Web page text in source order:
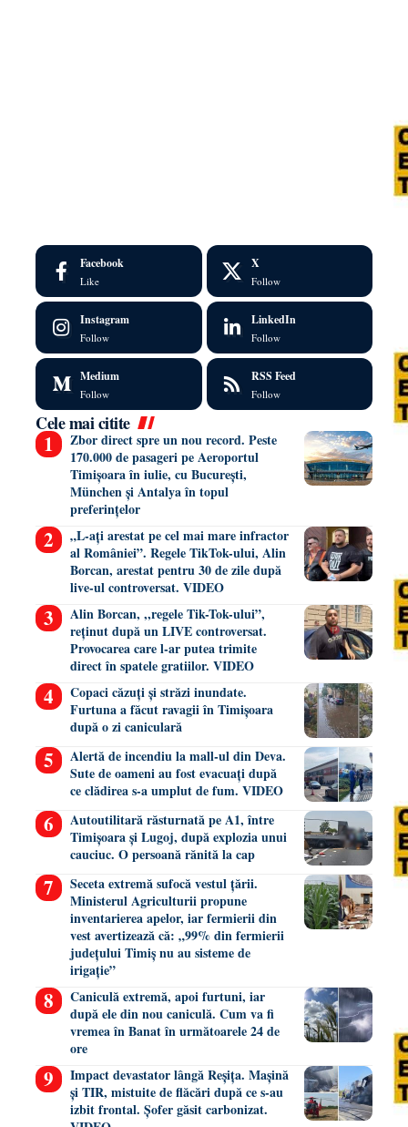
Facebook
Like
X
Follow
Instagram
Follow
LinkedIn
Follow
Medium
Follow
RSS Feed
Follow
Cele mai citite
Zbor direct spre un nou record. Peste
170.000 de pasageri pe Aeroportul
Timișoara în iulie, cu București,
München și Antalya în topul
preferințelor
„L-ați arestat pe cel mai mare infractor
al României”. Regele TikTok-ului, Alin
Borcan, arestat pentru 30 de zile după
live-ul controversat. VIDEO
Alin Borcan, ,,regele Tik-Tok-ului”,
reținut după un LIVE controversat.
Provocarea care l-ar putea trimite
direct în spatele gratiilor. VIDEO
Copaci căzuți și străzi inundate.
Furtuna a făcut ravagii în Timișoara
după o zi caniculară
Alertă de incendiu la mall-ul din Deva.
Sute de oameni au fost evacuați după
ce clădirea s-a umplut de fum. VIDEO
Autoutilitară răsturnată pe A1, între
Timișoara și Lugoj, după explozia unui
cauciuc. O persoană rănită la cap
Seceta extremă sufocă vestul țării.
Ministerul Agriculturii propune
inventarierea apelor, iar fermierii din
vest avertizează că: „99% din fermierii
județului Timiș nu au sisteme de
irigație”
Caniculă extremă, apoi furtuni, iar
după ele din nou caniculă. Cum va fi
vremea în Banat în următoarele 24 de
ore
Impact devastator lângă Reșița. Mașină
și TIR, mistuite de flăcări după ce s-au
izbit frontal. Șofer găsit carbonizat.